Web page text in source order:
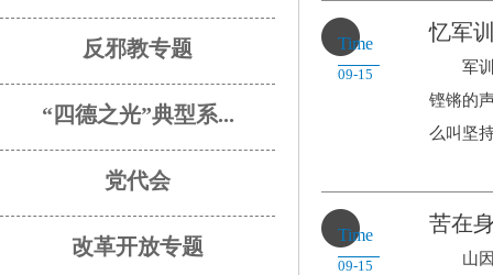
反邪教专题
“四德之光”典型系...
党代会
改革开放专题
Time
09-15
忆军
军训使
铿锵的
么叫坚
Time
09-15
苦在
山因悬